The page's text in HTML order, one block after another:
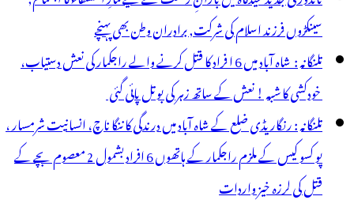
سینکڑوں فرزند اسلام کی شرکت, برادران وطن بھی پہنچے
تلنگانہ : شاہ آباد میں 6 ا فراد کا قتل کرنے والے راجکمار کی نعش دستیاب،
خودکشی کا شبہ ! نعش کے ساتھ زہر کی بوتل پائی گئی
تلنگانہ : رنگاریڈی ضلع کے شاہ آباد میں درندگی کا ننگا ناچ، انسانیت شرمسار ،
پو کسو کیس کے ملزم راجکمار کے ہاتھوں 6 افراد بشمول 2 معصوم بچے کے
قتل کی لرزہ خیز واردات